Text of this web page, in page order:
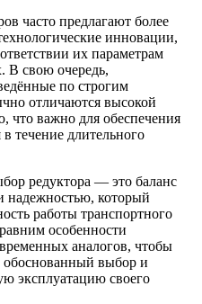
часто предлагают более
инновации,
их параметрам
В свою очередь,
по строгим
отличаются высокой
что важно для обеспечения
течение длительного
редуктора — это баланс
надежностью, который
работы транспортного
особенности
аналогов, чтобы
обоснованный выбор и
эксплуатацию своего